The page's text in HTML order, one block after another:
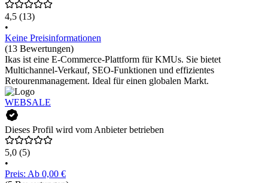
4,5 (13)
•
Keine Preisinformationen
(13 Bewertungen)
Ikas ist eine E-Commerce-Plattform für KMUs. Sie bietet
Multichannel-Verkauf, SEO-Funktionen und effizientes
Retourenmanagement. Ideal für einen globalen Markt.
WEBSALE
Dieses Profil wird vom Anbieter betrieben
5,0 (5)
•
Preis: Ab 0,00 €